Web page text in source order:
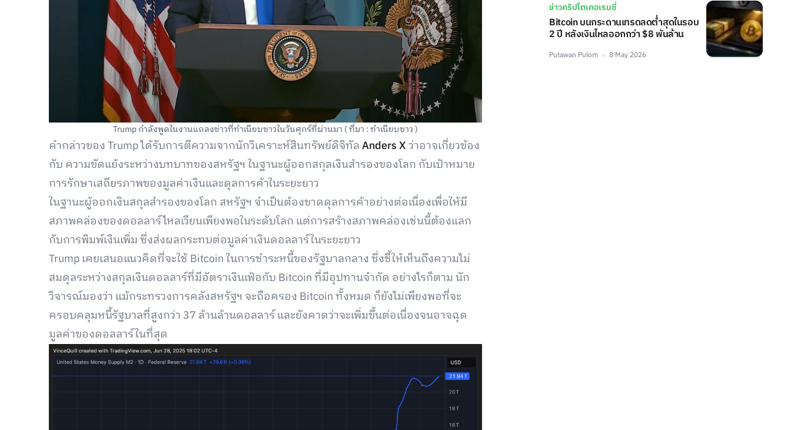
Trump กำลังพูดในงานแถลงข่าวที่ทำเนียบขาวในวันศุกร์ที่ผ่านมา ( ที่มา : ทำเนียบขาว )
คำกล่าวของ Trump ได้รับการตีความจากนักวิเคราะห์สินทรัพย์ดิจิทัลAnders Xว่าอาจเกี่ยวข้อง
กับ ความขัดแย้งระหว่างบทบาทของสหรัฐฯ ในฐานะผู้ออกสกุลเงินสำรองของโลก กับเป้าหมาย
การรักษาเสถียรภาพของมูลค่าเงินและดุลการค้าในระยะยาว
ในฐานะผู้ออกเงินสกุลสำรองของโลก สหรัฐฯ จำเป็นต้องขาดดุลการค้าอย่างต่อเนื่องเพื่อให้มี
สภาพคล่องของดอลลาร์ไหลเวียนเพียงพอในระดับโลก แต่การสร้างสภาพคล่องเช่นนี้ต้องแลก
กับการพิมพ์เงินเพิ่ม ซึ่งส่งผลกระทบต่อมูลค่าเงินดอลลาร์ในระยะยาว
Trump เคยเสนอแนวคิดที่จะใช้ Bitcoin ในการชำระหนี้ของรัฐบาลกลาง ซึ่งชี้ให้เห็นถึงความไม่
สมดุลระหว่างสกุลเงินดอลลาร์ที่มีอัตราเงินเฟ้อกับ Bitcoin ที่มีอุปทานจำกัด อย่างไรก็ตาม นัก
วิจารณ์มองว่า แม้กระทรวงการคลังสหรัฐฯ จะถือครอง Bitcoin ทั้งหมด ก็ยังไม่เพียงพอที่จะ
ครอบคลุมหนี้รัฐบาลที่สูงกว่า 37 ล้านล้านดอลลาร์ และยังคาดว่าจะเพิ่มขึ้นต่อเนื่องจนอาจฉุด
มูลค่าของดอลลาร์ในที่สุด
ข่าวคริปโตเคอเรนซี่
Bitcoin บนกระดานเทรดลดต่ำสุดในรอบ
2 ปี หลังเงินไหลออกกว่า $8 พันล้าน
Putawan Pulom 8 May 2026